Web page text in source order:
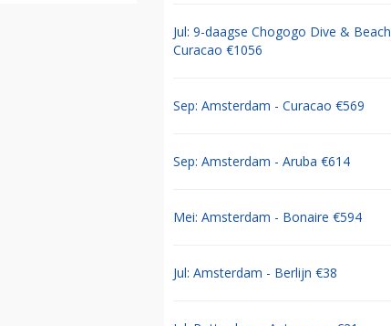
Jul: 9-daagse Chogogo Dive & Beach
Curacao €1056
Sep: Amsterdam - Curacao €569
Sep: Amsterdam - Aruba €614
Mei: Amsterdam - Bonaire €594
Jul: Amsterdam - Berlijn €38